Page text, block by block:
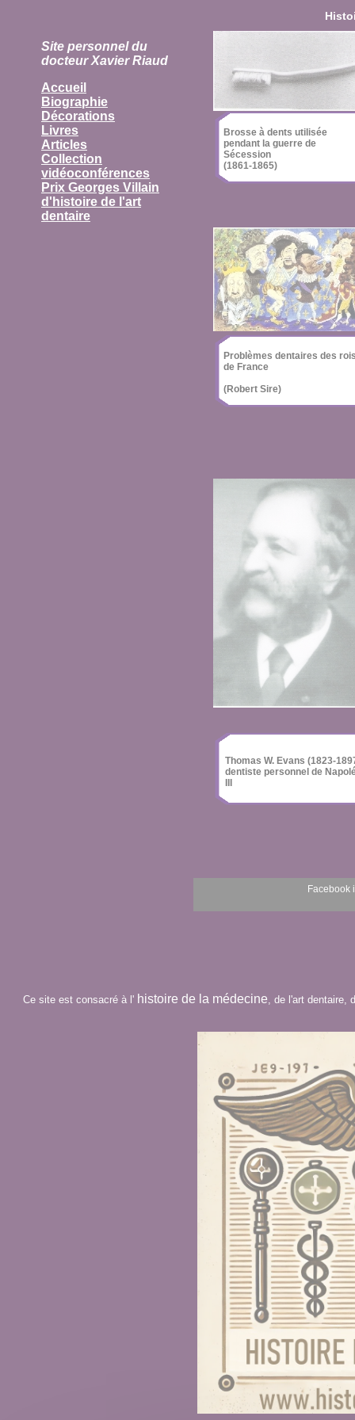
Site personnel du
docteur Xavier Riaud
Accueil
Biographie
Décorations
Livres
Articles
Collection
vidéoconférences
Prix Georges Villain
d'histoire de l'art
dentaire
Brosse à dents utilisée
pendant la guerre de
Sécession
(1861-1865)
Problèmes dentaires des
de France
(Robert Sire)
Thomas W. Evans (1823-
dentiste personnel de
Facebook
Ce site est consacré à l' histoire de la médecine, de l'art dentaire,